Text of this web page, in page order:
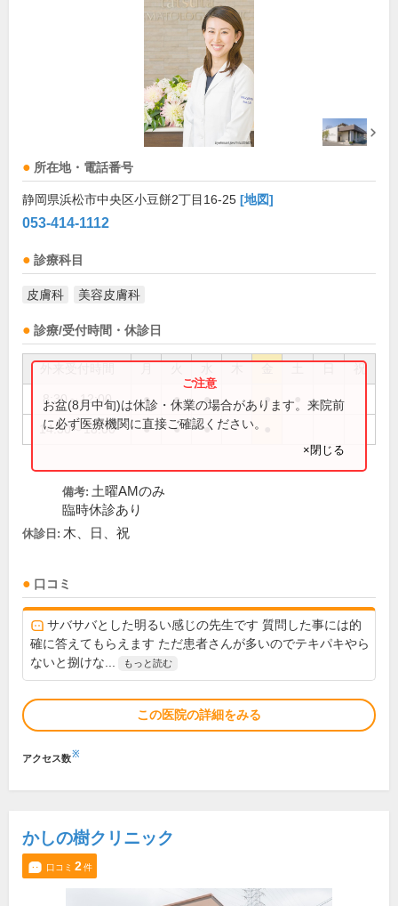
所在地・電話番号
静岡県浜松市中央区小豆餅2丁目16-25 [地図]
053-414-1112
診療科目
皮膚科 美容皮膚科
診療/受付時間・休診日
祝
8:30～12:00 ● ● ● ●
14:30～18:00 ● ● ●
お盆(8月中旬)は休診・休業の場合があります。来院前
に必ず医療機関に直接ご確認ください。
×閉じる
備考: 土曜AMのみ
臨時休診あり
休診日: 木、日、祝
口コミ
サバサバとした明るい感じの先生です 質問した事には的
確に答えてもらえます ただ患者さんが多いのでテキパキやら
ないと捌けな...
もっと読む
この医院の詳細をみる
アクセス数※
かしの樹クリニック
口コミ 2件